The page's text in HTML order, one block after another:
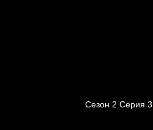
Сезон 2 Серия 3